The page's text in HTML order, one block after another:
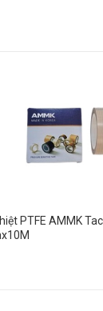
PTFE AMMK